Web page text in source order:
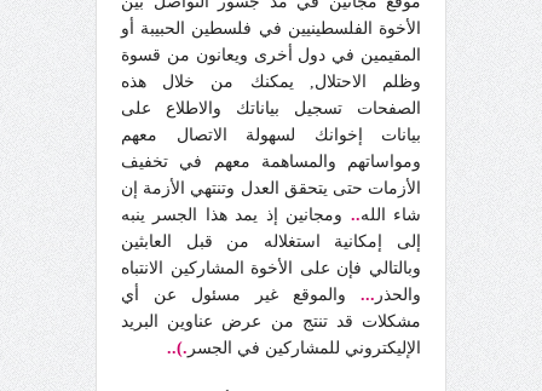
الأخوة الفلسطينيين في فلسطين الحبيبة أو
المقيمين في دول أخرى ويعانون من قسوة
وظلم الاحتلال, يمكنك من خلال هذه
الصفحات تسجيل بياناتك والاطلاع على
بيانات إخوانك لسهولة الاتصال معهم
ومواساتهم والمساهمة معهم في تخفيف
الأزمات حتى يتحقق العدل وتنتهي الأزمة إن
شاء الله.. ومجانين إذ يمد هذا الجسر ينبه
إلى إمكانية استغلاله من قبل العابثين
وبالتالي فإن على الأخوة المشاركين الانتباه
والحذر ... والموقع غير مسئول عن أي
مشكلات قد تنتج من عرض عناوين البريد
الإليكتروني للمشاركين في الجسر .)..